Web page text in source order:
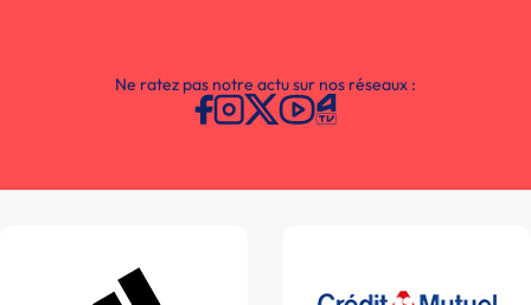
Ne ratez pas notre actu sur nos réseaux :